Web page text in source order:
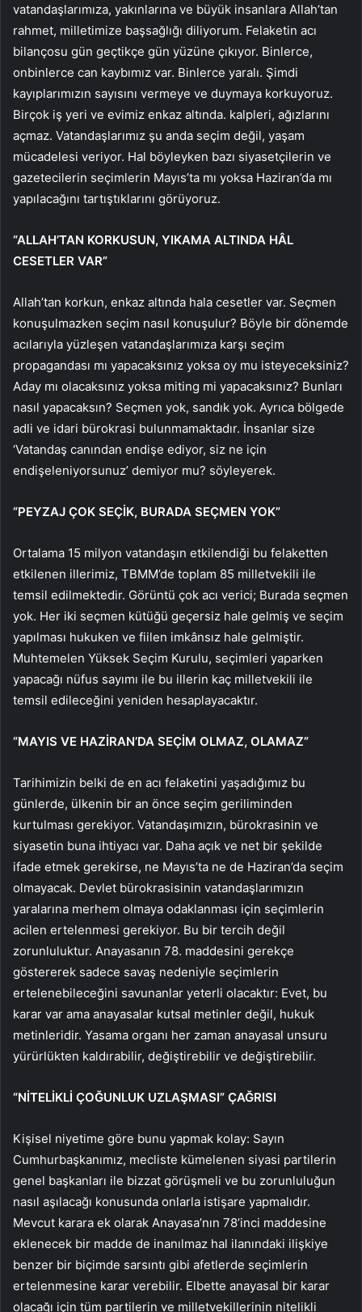
vatandaşlarımıza, yakınlarına ve büyük insanlara Allah’tan
rahmet, milletimize başsağlığı diliyorum. Felaketin acı
bilançosu gün geçtikçe gün yüzüne çıkıyor. Binlerce,
onbinlerce can kaybımız var. Binlerce yaralı. Şimdi
kayıplarımızın sayısını vermeye ve duymaya korkuyoruz.
Birçok iş yeri ve evimiz enkaz altında. kalpleri, ağızlarını
açmaz. Vatandaşlarımız şu anda seçim değil, yaşam
mücadelesi veriyor. Hal böyleyken bazı siyasetçilerin ve
gazetecilerin seçimlerin Mayıs’ta mı yoksa Haziran’da mı
yapılacağını tartıştıklarını görüyoruz.
“ALLAH’TAN KORKUSUN, YIKAMA ALTINDA HÂL
CESETLER VAR”
Allah’tan korkun, enkaz altında hala cesetler var. Seçmen
konuşulmazken seçim nasıl konuşulur? Böyle bir dönemde
acılarıyla yüzleşen vatandaşlarımıza karşı seçim
propagandası mı yapacaksınız yoksa oy mu isteyeceksiniz?
Aday mı olacaksınız yoksa miting mi yapacaksınız? Bunları
nasıl yapacaksın? Seçmen yok, sandık yok. Ayrıca bölgede
adli ve idari bürokrasi bulunmamaktadır. İnsanlar size
‘Vatandaş canından endişe ediyor, siz ne için
endişeleniyorsunuz’ demiyor mu? söyleyerek.
“PEYZAJ ÇOK SEÇİK, BURADA SEÇMEN YOK”
Ortalama 15 milyon vatandaşın etkilendiği bu felaketten
etkilenen illerimiz, TBMM’de toplam 85 milletvekili ile
temsil edilmektedir. Görüntü çok acı verici; Burada seçmen
yok. Her iki seçmen kütüğü geçersiz hale gelmiş ve seçim
yapılması hukuken ve fiilen imkânsız hale gelmiştir.
Muhtemelen Yüksek Seçim Kurulu, seçimleri yaparken
yapacağı nüfus sayımı ile bu illerin kaç milletvekili ile
temsil edileceğini yeniden hesaplayacaktır.
“MAYIS VE HAZİRAN’DA SEÇİM OLMAZ, OLAMAZ”
Tarihimizin belki de en acı felaketini yaşadığımız bu
günlerde, ülkenin bir an önce seçim geriliminden
kurtulması gerekiyor. Vatandaşımızın, bürokrasinin ve
siyasetin buna ihtiyacı var. Daha açık ve net bir şekilde
ifade etmek gerekirse, ne Mayıs’ta ne de Haziran’da seçim
olmayacak. Devlet bürokrasisinin vatandaşlarımızın
yaralarına merhem olmaya odaklanması için seçimlerin
acilen ertelenmesi gerekiyor. Bu bir tercih değil
zorunluluktur. Anayasanın 78. maddesini gerekçe
göstererek sadece savaş nedeniyle seçimlerin
ertelenebileceğini savunanlar yeterli olacaktır: Evet, bu
karar var ama anayasalar kutsal metinler değil, hukuk
metinleridir. Yasama organı her zaman anayasal unsuru
yürürlükten kaldırabilir, değiştirebilir ve değiştirebilir.
“NİTELİKLİ ÇOĞUNLUK UZLAŞMASI” ÇAĞRISI
Kişisel niyetime göre bunu yapmak kolay: Sayın
Cumhurbaşkanımız, mecliste kümelenen siyasi partilerin
genel başkanları ile bizzat görüşmeli ve bu zorunluluğun
nasıl aşılacağı konusunda onlarla istişare yapmalıdır.
Mevcut karara ek olarak Anayasa’nın 78’inci maddesine
eklenecek bir madde de inanılmaz hal ilanındaki ilişkiye
benzer bir biçimde sarsıntı gibi afetlerde seçimlerin
ertelenmesine karar verebilir. Elbette anayasal bir karar
olacağı için tüm partilerin ve milletvekillerinin nitelikli